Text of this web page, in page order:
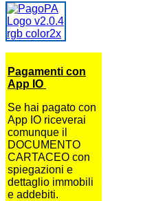
Pagamenti con
App IO
Se hai pagato con
App IO riceverai
comunque il
DOCUMENTO
CARTACEO con
spiegazioni e
dettaglio immobili
e addebiti.